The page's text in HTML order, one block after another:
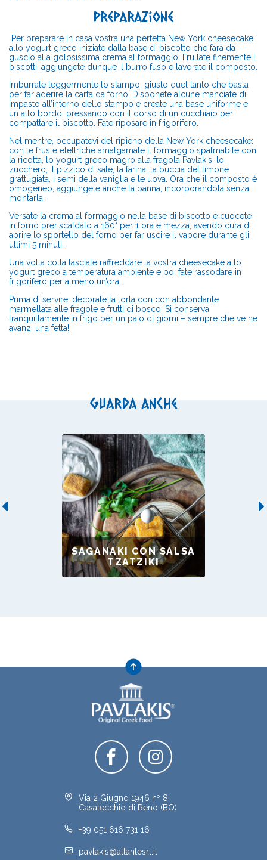
Preparazione
Per preparare in casa vostra una perfetta New York cheesecake
allo yogurt greco iniziate dalla base di biscotto che farà da
guscio alla golosissima crema al formaggio. Frullate finemente i
biscotti, aggiungete dunque il burro fuso e lavorate il composto.
Imburrate leggermente lo stampo, giusto quel tanto che basta
per far aderire la carta da forno. Disponete alcune manciate di
impasto all’interno dello stampo e create una base uniforme e
un alto bordo, pressando con il dorso di un cucchiaio per
compattare il biscotto. Fate riposare in frigorifero.
Nel mentre, occupatevi del ripieno della New York cheesecake:
con le fruste elettriche amalgamate il formaggio spalmabile con
la ricotta, lo yogurt greco magro alla fragola Pavlakis, lo
zucchero, il pizzico di sale, la farina, la buccia del limone
grattugiata, i semi della vaniglia e le uova. Ora che il composto è
omogeneo , aggiungete anche la panna, incorporandola senza
montarla.
Versate la crema al formaggio nella base di biscotto e cuocete
in forno preriscaldato a 160° per 1 ora e mezza, avendo cura di
aprire lo sportello del forno per far uscire il vapore durante gli
ultimi 5 minuti.
Una volta cotta lasciate raffreddare la vostra cheesecake allo
yogurt greco a temperatura ambiente e poi fate rassodare in
frigorifero per almeno un’ora.
Prima di servire, decorate la torta con con abbondante
marmellata alle fragole e frutti di bosco. Si conserva
tranquillamente in frigo per un paio di giorni – sempre che ve ne
avanzi una fetta!
Guarda anche
Previous
SAGANAKI CON SALSA
TZATZIKI
Via 2 Giugno 1946 nº 8
Casalecchio di Reno (BO)
+39 051 616 731 16
pavlakis@atlantesrl.it